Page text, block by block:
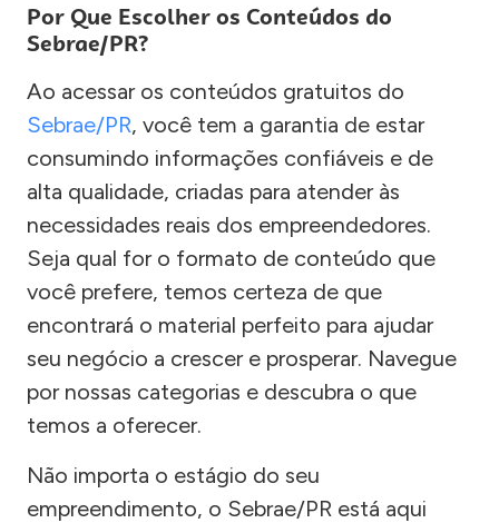
Por Que Escolher os Conteúdos do
Sebrae/PR?
Ao acessar os conteúdos gratuitos do
Sebrae/PR, você tem a garantia de estar
consumindo informações confiáveis e de
alta qualidade, criadas para atender às
necessidades reais dos empreendedores.
Seja qual for o formato de conteúdo que
você prefere, temos certeza de que
encontrará o material perfeito para ajudar
seu negócio a crescer e prosperar. Navegue
por nossas categorias e descubra o que
temos a oferecer.
Não importa o estágio do seu
empreendimento, o Sebrae/PR está aqui